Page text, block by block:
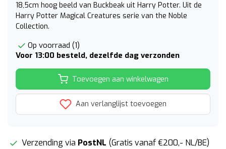
18,5cm hoog beeld van Buckbeak uit Harry Potter. Uit de
Harry Potter Magical Creatures serie van the Noble
Collection.
Op voorraad (1)
Voor 13:00 besteld, dezelfde dag verzonden
Toevoegen aan winkelwagen
Aan verlanglijst toevoegen
Verzending via PostNL (Gratis vanaf €200,- NL/BE)